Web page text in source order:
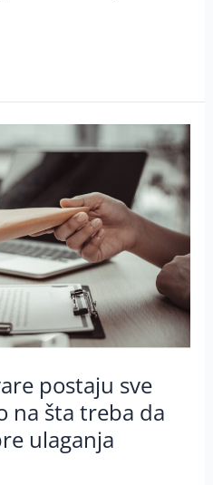
postaju sve
na šta treba da
ulaganja